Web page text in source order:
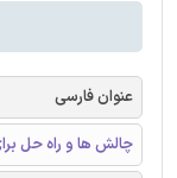
عنوان فارسی
چالش ها و راه حل